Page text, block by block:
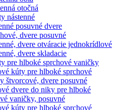
otočná
nástenné
posuvné dvere
dvere posuvné
dvere otváracie jednokrídlové
dvere skladacie
pre hlboké sprchové vaničky
kúty pre hlboké sprchové
štvorcové, dvere posuvné
dvere do niky pre hlboké
vaničky, posuvné
kúty pre hlboké sprchové